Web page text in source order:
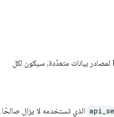
لمصدر البيانات الصحيح. إذا أعددت Measurement Protocol لمصادر بيانات متعدّدة، سيكون لكل
الذي تستخدمه لا يزال صالحًا.